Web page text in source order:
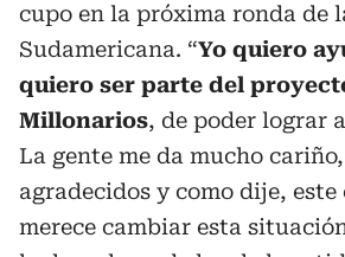
cupo en la próxima ronda de
Sudamericana. “Yo quiero
quiero ser parte del
Millonarios, de poder lograr
La gente me da mucho
agradecidos y como dije, este
merece cambiar esta